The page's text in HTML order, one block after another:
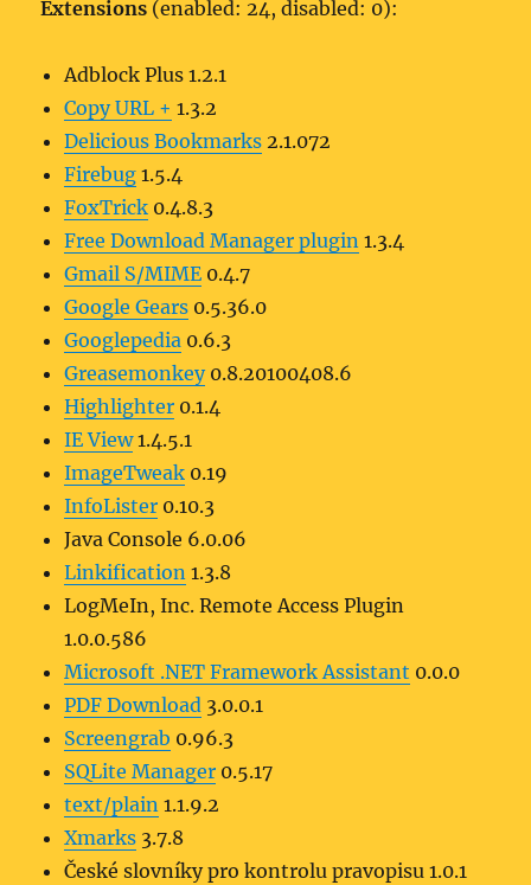
Extensions (enabled: 24, disabled: 0):
Adblock Plus 1.2.1
Copy URL + 1.3.2
Delicious Bookmarks 2.1.072
Firebug 1.5.4
FoxTrick 0.4.8.3
Free Download Manager plugin 1.3.4
Gmail S/MIME 0.4.7
Google Gears 0.5.36.0
Googlepedia 0.6.3
Greasemonkey0.8.20100408.6
Highlighter 0.1.4
IE View1.4.5.1
ImageTweak 0.19
InfoLister 0.10.3
Java Console 6.0.06
Linkification 1.3.8
LogMeIn, Inc. Remote Access Plugin
1.0.0.586
Microsoft .NET Framework Assistant 0.0.0
PDF Download 3.0.0.1
Screengrab 0.96.3
SQLite Manager 0.5.17
text/plain 1.1.9.2
Xmarks 3.7.8
České slovníky pro kontrolu pravopisu 1.0.1